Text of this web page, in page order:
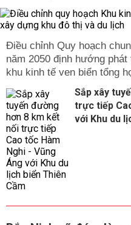
Điều chỉnh Quy hoạch
năm 2050 định hướng
khu kinh tế ven biển tổng
Sắp xây
trực tiếp
với Khu du